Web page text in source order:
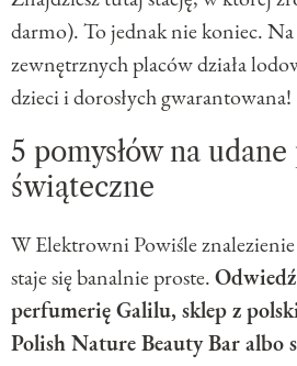
darmo). To jednak nie koniec.
zewnętrznych placów działa
dzieci i dorosłych gwarantowana!
5 pomysłów na
świąteczne
W Elektrowni Powiśle
staje się banalnie proste.
perfumerię Galilu, sklep z
Polish Nature Beauty Bar albo